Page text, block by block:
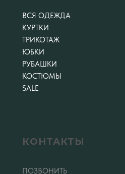
ВСЯ ОДЕЖДА
КУРТКИ
ТРИКОТАЖ
ЮБКИ
РУБАШКИ
КОСТЮМЫ
SALE
КОНТАКТЫ
ПОЗВОНИТЬ